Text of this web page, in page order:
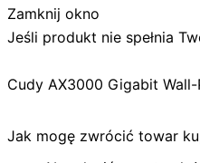
Zamknij okno
Jeśli produkt nie spełnia
Cudy AX3000 Gigabit
Jak mogę zwrócić towar